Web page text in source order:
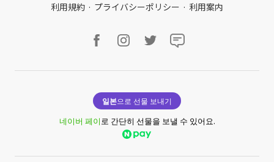
利用規約 · プライバシーポリシー · 利用案内
일본으로 선물 보내기
네이버 페이로 간단히 선물을 보낼 수 있어요.